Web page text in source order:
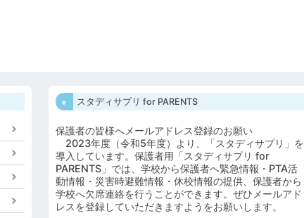
スタディサプリ for PARENTS
保護者の皆様へメールアドレス登録のお願い
2023年度（令和5年度）より、「スタディサプリ」を
導入しています。保護者用「スタディサプリ for
PARENTS」では、学校から保護者へ緊急情報・PTA活
動情報・災害時避難情報・休校情報の提供、保護者から
学校へ欠席連絡を行うことができます。ぜひメールアド
レスを登録していただきますようをお願いします。